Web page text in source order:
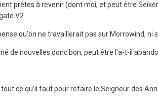
prêtes à revenir (dont moi, et peut être
V2.
qu'on ne travaillerait pas sur Morrowind, ni
de nouvelles donc bon, peut être l'a-t-il
ce qu'il faut pour refaire le Seigneur des